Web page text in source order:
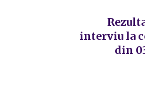
interviu la
din